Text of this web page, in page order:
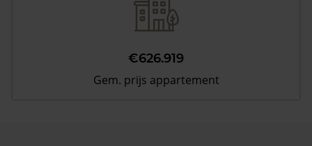
€626.919
Gem. prijs appartement